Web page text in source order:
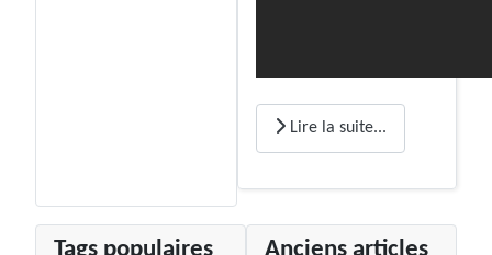
Lire la suite...
Tags populaires Anciens articles